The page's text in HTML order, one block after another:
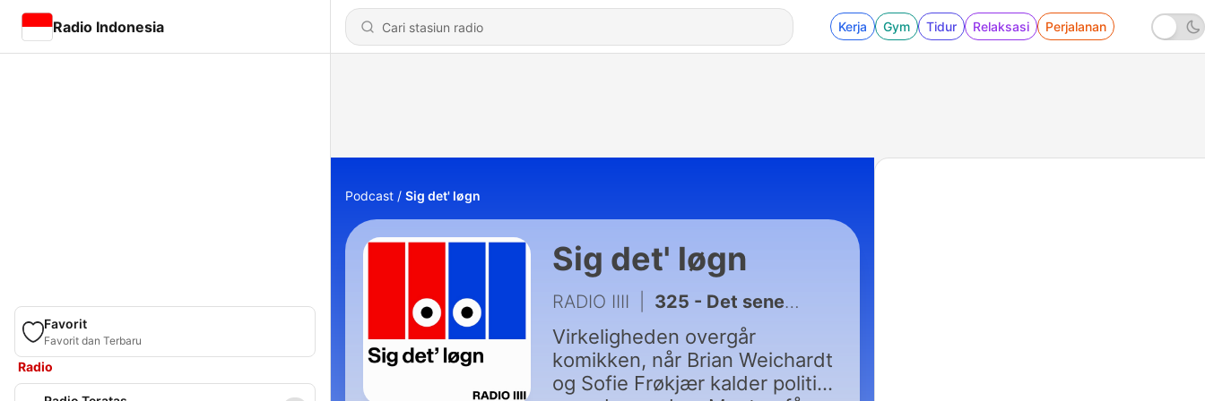
Radio Indonesia Kerja Gym Tidur Relaksasi Perjalanan
Favorit
Favorit dan Terbaru
Radio
Podcast Sig det' løgn
Sig det' løgn
RADIO IIII 325 - Det seneste afsnit nogensinde - med Brian Weichardt og Sofie Frøkjær
Virkeligheden overgår
komikken, når Brian Weichardt
og Sofie Frøkjær kalder politik,